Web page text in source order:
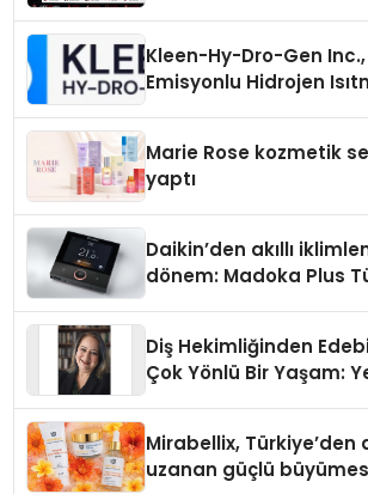
Kleen-Hy-Dro-Gen Inc.,
Emisyonlu Hidrojen
Marie Rose kozmetik
yaptı
Daikin’den akıllı
dönem: Madoka Plus
Diş Hekimliğinden
Çok Yönlü Bir Yaşam:
Mirabellix, Türkiye’den
uzanan güçlü